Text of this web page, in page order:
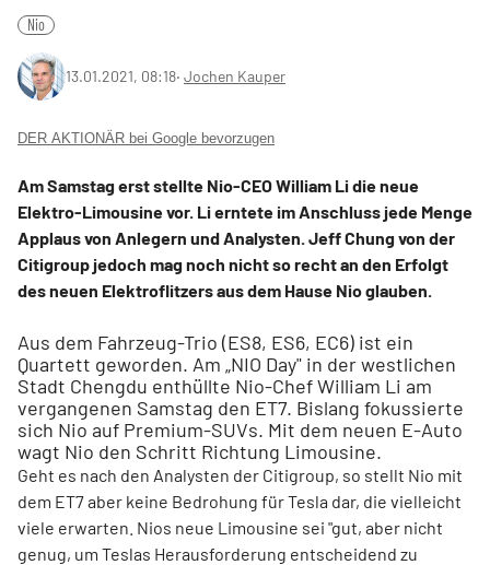
Nio
13.01.2021, 08:18‧ Jochen Kauper
DER AKTIONÄR bei Google bevorzugen
Am Samstag erst stellte Nio-CEO William Li die neue
Elektro-Limousine vor. Li erntete im Anschluss jede Menge
Applaus von Anlegern und Analysten. Jeff Chung von der
Citigroup jedoch mag noch nicht so recht an den Erfolgt
des neuen Elektroflitzers aus dem Hause Nio glauben.
Aus dem Fahrzeug-Trio (ES8, ES6, EC6) ist ein
Quartett geworden. Am „NIO Day" in der westlichen
Stadt Chengdu enthüllte Nio-Chef William Li am
vergangenen Samstag den ET7. Bislang fokussierte
sich Nio auf Premium-SUVs. Mit dem neuen E-Auto
wagt Nio den Schritt Richtung Limousine.
Geht es nach den Analysten der Citigroup, so stellt Nio mit
dem ET7 aber keine Bedrohung für Tesla dar, die vielleicht
viele erwarten. Nios neue Limousine sei "gut, aber nicht
genug, um Teslas Herausforderung entscheidend zu